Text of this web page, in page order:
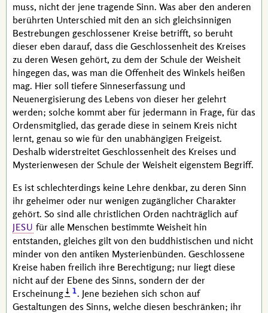
muss, nicht der jene tragende Sinn. Was aber den anderen
berührten Unterschied mit den an sich gleichsinnigen
Bestrebungen geschlossener Kreise betrifft, so beruht
dieser eben darauf, dass die Geschlossenheit des Kreises
zu deren Wesen gehört, zu dem der Schule der Weisheit
hingegen das, was man die Offenheit des Winkels heißen
mag. Hier soll tiefere Sinneserfassung und
Neuenergisierung des Lebens von dieser her gelehrt
werden; solche kommt aber für jedermann in Frage, für das
Ordensmitglied, das gerade diese in seinem Kreis nicht
lernt, genau so wie für den unabhängigen Freigeist.
Deshalb widerstreitet Geschlossenheit des Kreises und
Mysterienwesen der Schule der Weisheit eigenstem Begriff.
Es ist schlechterdings keine Lehre denkbar, zu deren Sinn
ihr geheimer oder nur wenigen zugänglicher Charakter
gehört. So sind alle christlichen Orden nachträglich auf
JESU für alle Menschen bestimmte Weisheit hin
entstanden, gleiches gilt von den buddhistischen und nicht
minder von den antiken Mysterienbünden. Geschlossene
Kreise haben freilich ihre Berechtigung; nur liegt diese
nicht auf der Ebene des Sinns, sondern der der
Erscheinung
1. Jene beziehen sich schon auf
Gestaltungen des Sinns, welche diesen beschränken; ihr